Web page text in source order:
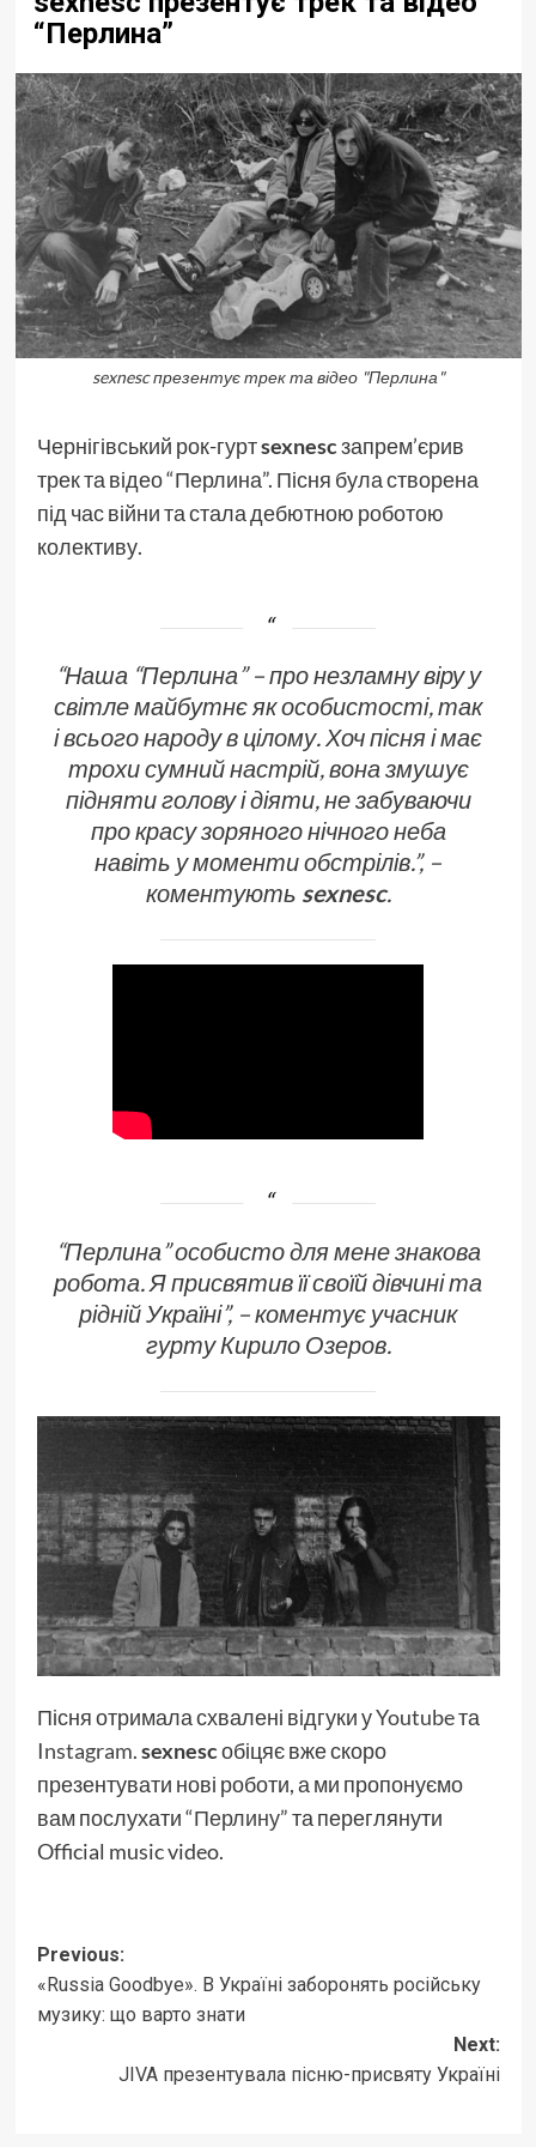
“Перлина”
sexnesc презентує трек та відео "Перлина"
Чернігівський рок-гуртsexnescзапрем’єрив
трек та відео “Перлина”. Пісня була створена
під час війни та стала дебютною роботою
колективу.
“Наша “Перлина” – про незламну віру у
світле майбутнє як особистості, так
і всього народу в цілому. Хоч пісня і має
трохи сумний настрій, вона змушує
підняти голову і діяти, не забуваючи
про красу зоряного нічного неба
навіть у моменти обстрілів.”, –
коментують sexnesc.
“Перлина” особисто для мене знакова
робота. Я присвятив її своїй дівчині та
рідній Україні”, – коментує учасник
гурту Кирило Озеров.
Пісня отримала схвалені відгуки уYoutubeта
Instagram.sexnescобіцяє вже скоро
презентувати нові роботи, а ми пропонуємо
вам послухати“Перлину”та переглянути
Official music video.
Post
navigation
Previous:
«Russia Goodbye». В Україні заборонять російську
музику: що варто знати
Next:
JIVA презентувала пісню-присвяту Україні